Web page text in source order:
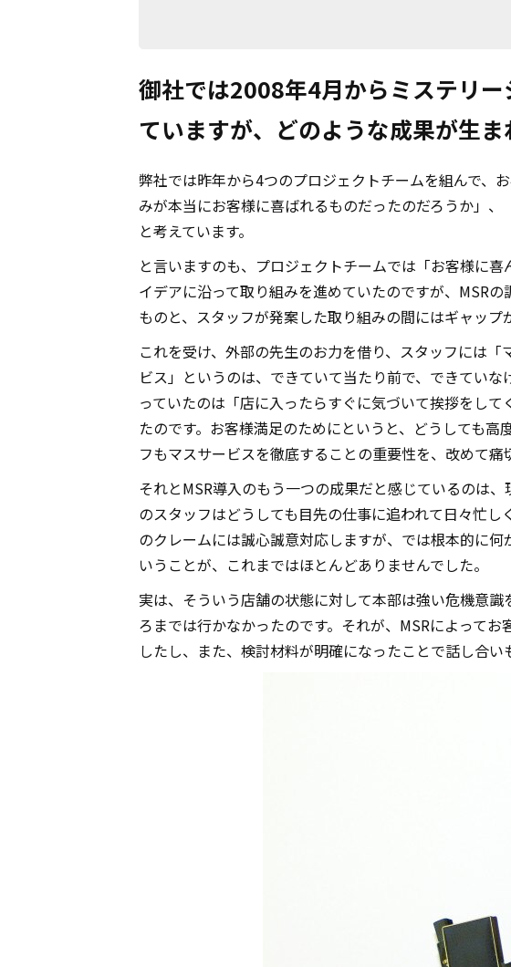
御社では2008年4月からミステリ
ていますが、どのような成果が生
弊社では昨年から4つのプロジェクトチームを組んで、
みが本当にお客様に喜ばれるものだったのだろうか」
と考えています。
と言いますのも、プロジェクトチームでは「お客様に
イデアに沿って取り組みを進めていたのですが、MSR
ものと、スタッフが発案した取り組みの間にはギャップ
これを受け、外部の先生のお力を借り、スタッフには
ビス」というのは、できていて当たり前で、できてい
っていたのは「店に入ったらすぐに気づいて挨拶をし
たのです。お客様満足のためにというと、どうしても
フもマスサービスを徹底することの重要性を、改めて痛
それとMSR導入のもう一つの成果だと感じているのは
のスタッフはどうしても目先の仕事に追われて日々忙
のクレームには誠心誠意対応しますが、では根本的に
いうことが、これまではほとんどありませんでした。
実は、そういう店舗の状態に対して本部は強い危機意
ろまでは行かなかったのです。それが、MSRによって
したし、また、検討材料が明確になったことで話し合